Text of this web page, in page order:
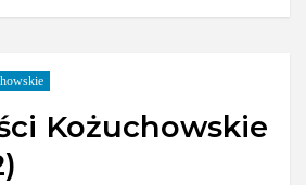
Kożuchowskie